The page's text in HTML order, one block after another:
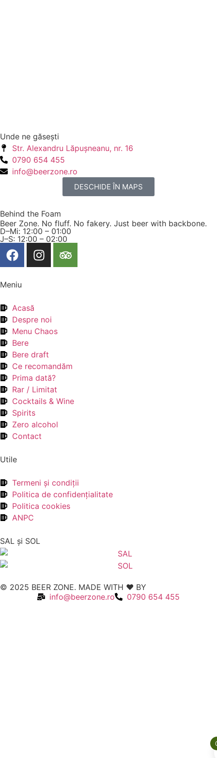
Unde ne găseşti
Str. Alexandru Lăpuşneanu, nr. 16
0790 654 455
info@beerzone.ro
DESCHIDE ÎN MAPS
Behind the Foam
Beer Zone. No fluff. No fakery. Just beer with backbone.
D–Mi: 12:00 – 01:00
J–S: 12:00 – 02:00
Meniu
Acasă
Despre noi
Menu Chaos
Bere
Bere draft
Ce recomandăm
Prima dată?
Rar / Limitat
Cocktails & Wine
Spirits
Zero alcohol
Contact
Utile
Termeni şi condiţii
Politica de confidenţialitate
Politica cookies
ANPC
SAL şi SOL
© 2025 BEER ZONE. MADE WITH ❤️ BY
info@beerzone.ro
0790 654 455